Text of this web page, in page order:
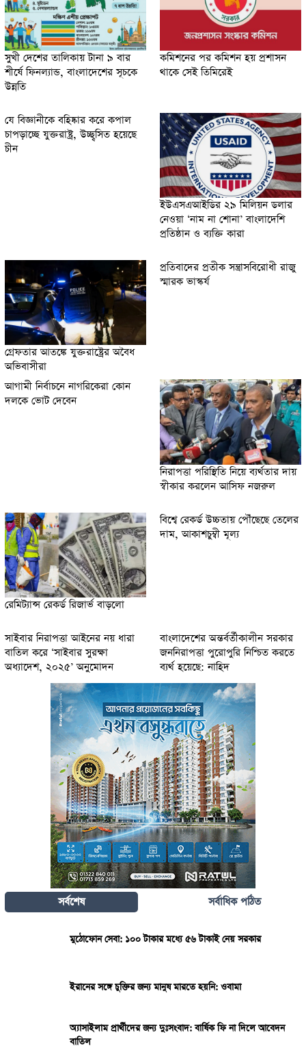
সুখী দেশের তালিকায় টানা ৯ বার
শীর্ষে ফিনল্যান্ড, বাংলাদেশের সূচকে
উন্নতি
কমিশনের পর কমিশন হয় প্রশাসন
থাকে সেই তিমিরেই
যে বিজ্ঞানীকে বহিষ্কার করে কপাল
চাপড়াচ্ছে যুক্তরাষ্ট্র, উচ্ছ্বসিত হয়েছে
চীন
ইউএসএআইডির ২৯ মিলিয়ন ডলার
নেওয়া ‘নাম না শোনা’ বাংলাদেশি
প্রতিষ্ঠান ও ব্যক্তি কারা
গ্রেফতার আতঙ্কে যুক্তরাষ্ট্রের অবৈধ
অভিবাসীরা
প্রতিবাদের প্রতীক সন্ত্রাসবিরোধী রাজু
স্মারক ভাস্কর্য
আগামী নির্বাচনে নাগরিকেরা কোন
দলকে ভোট দেবেন
নিরাপত্তা পরিস্থিতি নিয়ে ব্যর্থতার দায়
স্বীকার করলেন আসিফ নজরুল
রেমিট্যান্স রেকর্ড রিজার্ভ বাড়লো
বিশ্বে রেকর্ড উচ্চতায় পৌঁছেছে তেলের
দাম, আকাশচুম্বী মূল্য
সাইবার নিরাপত্তা আইনের নয় ধারা
বাতিল করে ‘সাইবার সুরক্ষা
অধ্যাদেশ, ২০২৫’ অনুমোদন
বাংলাদেশের অন্তর্বর্তীকালীন সরকার
জননিরাপত্তা পুরোপুরি নিশ্চিত করতে
ব্যর্থ হয়েছে: নাহিদ
সর্বশেষ সর্বাধিক পঠিত
মুঠোফোন সেবা: ১০০ টাকার মধ্যে ৫৬ টাকাই নেয় সরকার
ইরানের সঙ্গে চুক্তির জন্য মানুষ মারতে হয়নি: ওবামা
অ্যাসাইলাম প্রার্থীদের জন্য দুঃসংবাদ: বার্ষিক ফি না দিলে আবেদন
বাতিল